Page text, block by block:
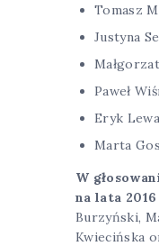
Tomasz
Justyna
Paweł
Eryk
Marta
W
na lata
Burzyński,
Kwiecińska